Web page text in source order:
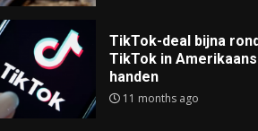
TikTok-deal bijna
TikTok in
handen
11 months ago